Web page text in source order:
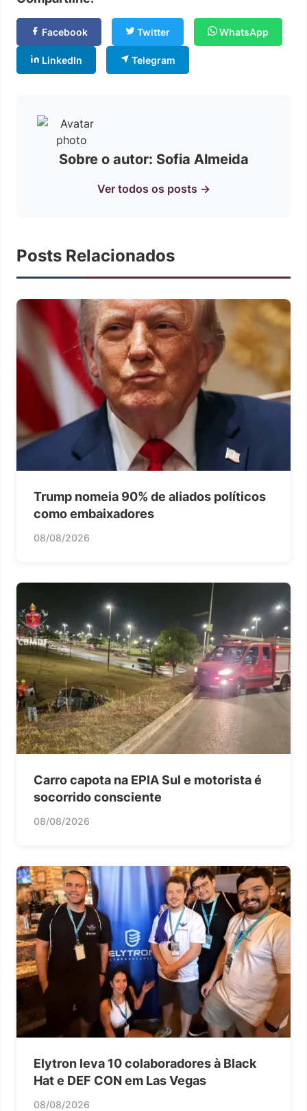
Facebook Twitter WhatsApp
LinkedIn Telegram
Sobre o autor: Sofia Almeida
Ver todos os posts →
Posts Relacionados
Trump nomeia 90% de aliados políticos
como embaixadores
08/08/2026
Carro capota na EPIA Sul e motorista é
socorrido consciente
08/08/2026
Elytron leva 10 colaboradores à Black
Hat e DEF CON em Las Vegas
08/08/2026